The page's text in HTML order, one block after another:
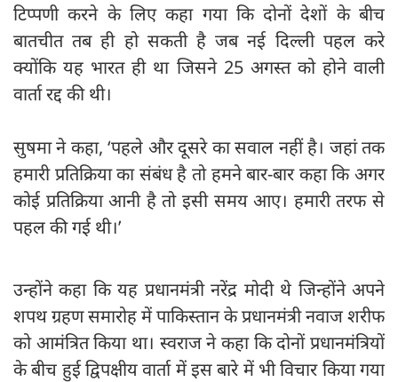
टिप्पणी करने के लिए कहा गया कि दोनों देशों के बीच
बातचीत तब ही हो सकती है जब नई दिल्ली पहल करे
क्योंकि यह भारत ही था जिसने 25 अगस्त को होने वाली
वार्ता रद्द की थी।
सुषमा ने कहा, ‘पहले और दूसरे का सवाल नहीं है। जहां तक
हमारी प्रतिक्रिया का संबंध है तो हमने बार-बार कहा कि अगर
कोई प्रतिक्रिया आनी है तो इसी समय आए। हमारी तरफ से
पहल की गई थी।’
उन्होंने कहा कि यह प्रधानमंत्री नरेंद्र मोदी थे जिन्होंने अपने
शपथ ग्रहण समारोह में पाकिस्तान के प्रधानमंत्री नवाज शरीफ
को आमंत्रित किया था। स्वराज ने कहा कि दोनों प्रधानमंत्रियों
के बीच हुई द्विपक्षीय वार्ता में इस बारे में भी विचार किया गया